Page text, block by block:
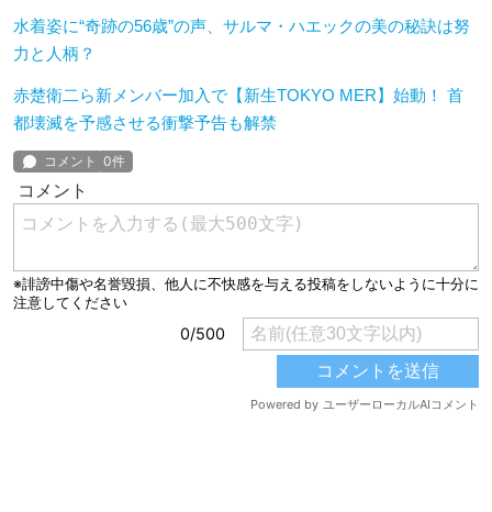
水着姿に“奇跡の56歳”の声、サルマ・ハエックの美の秘訣は努
力と人柄？
赤楚衛二ら新メンバー加入で【新生TOKYO MER】始動！ 首
都壊滅を予感させる衝撃予告も解禁